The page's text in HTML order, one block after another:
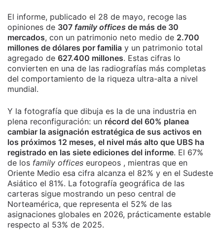
El informe, publicado el 28 de mayo, recoge las
opiniones de 307 family offices de más de 30
mercados, con un patrimonio neto medio de 2.700
millones de dólares por familia y un patrimonio total
agregado de 627.400 millones. Estas cifras lo
convierten en una de las radiografías más completas
del comportamiento de la riqueza ultra-alta a nivel
mundial.
Y la fotografía que dibuja es la de una industria en
plena reconfiguración: un récord del 60% planea
cambiar la asignación estratégica de sus activos en
los próximos 12 meses, el nivel más alto que UBS ha
registrado en las siete ediciones del informe. El 67%
de los family offices europeos , mientras que en
Oriente Medio esa cifra alcanza el 82% y en el Sudeste
Asiático el 81%. La fotografía geográfica de las
carteras sigue mostrando un peso central de
Norteamérica, que representa el 52% de las
asignaciones globales en 2026, prácticamente estable
respecto al 53% de 2025.